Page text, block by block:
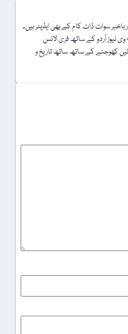
سوات ڈاٹ کام کے بھی ایڈیٹر ہیں۔
نیوز اُردو کے ساتھ فری لانس
25 سال سے وابستہ ہیں۔ نئی دنیائیں کھوجنے کے ساتھ ساتھ تاریخ و